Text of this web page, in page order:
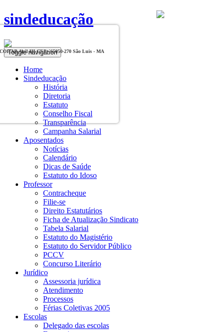
sindeducação
Toggle navigation
Home
Sindeducação
História
Diretoria
Estatuto
Conselho Fiscal
Transparência
Campanha Salarial
Aposentados
Notícias
Calendário
Dicas de Saúde
Estatuto do Idoso
Professor
Contracheque
Filie-se
Direito Estatutários
Ficha de Atualização Sindicato
Tabela Salarial
Estatuto do Magistério
Estatuto do Servidor Público
PCCV
Concurso Literário
Jurídico
Assessoria jurídica
Atendimento
Processos
Férias Coletivas 2005
Escolas
Delegado das escolas
COHAB Anil III CEP - 65050-270 São Luis - MA